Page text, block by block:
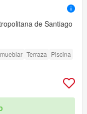
de Santiago
Terraza Piscina